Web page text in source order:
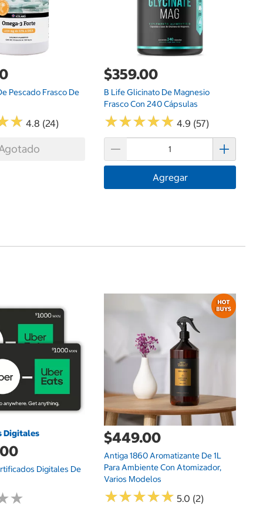
Pescado Frasco De
★
★ 4.8 (24)
$359.00
B Life Glicinato De Magnesio
Frasco Con 240 Cápsulas
★★★★★
★★★★★ 4.9 (57)
Agregar
Digitales
Digitales De
★
★
$449.00
Antiga 1860 Aromatizante De 1L
Para Ambiente Con Atomizador,
Varios Modelos
★★★★★
★★★★★ 5.0 (2)